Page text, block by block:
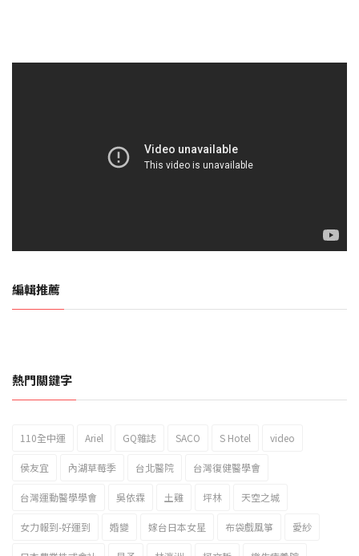
編輯推薦
2023新北市北海岸國際風箏節「風在石起」霸氣回歸
熱門關鍵字
110全中運 Ariel GQ雜誌 SACO S Hotel video
侯友宜 內湖草莓季 台北醫院 台灣復健醫學會
台灣運動醫學學會 吳依霖 土雞 坪林 天空之城
女力報到-好運到 婚變 嫁台日本女星 布袋戲風箏 愛紗